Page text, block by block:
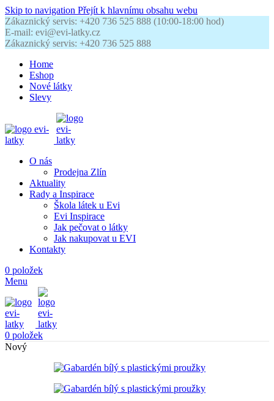
Skip to navigation Přejít k hlavnímu obsahu webu
Zákaznický servis: +420 736 525 888 (10:00-18:00 hod)
E-mail: evi@evi-latky.cz
Zákaznický servis: +420 736 525 888
Home
Eshop
Nové látky
Slevy
O nás
Prodejna Zlín
Aktuality
Rady a Inspirace
Škola látek u Evi
Evi Inspirace
Jak pečovat o látky
Jak nakupovat u EVI
Kontakty
0 položek
Menu
0 položek
Nový